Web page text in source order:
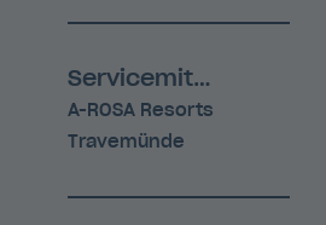
Servicemitarbeiter Bankett (m/w/d)
A-ROSA Resorts
Travemünde